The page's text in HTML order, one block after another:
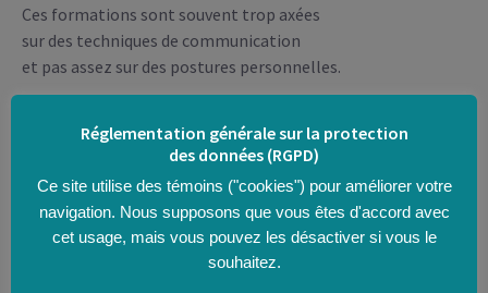
Ces formations sont souvent trop axées
sur des techniques de communication
et pas assez sur des postures personnelles.
de se respecter soi dans ce qu’on ressent
et de lâcher l’aigreur contre l’autre !
Ca dépollue
et ça change le mode relationnel automatiquement !!!
Essayez, d’abord en eau calme, et vous verrez :
Réglementation générale sur la protection
des données (RGPD)
Ce site utilise des témoins ("cookies") pour améliorer votre
navigation. Nous supposons que vous êtes d'accord avec
cet usage, mais vous pouvez les désactiver si vous le
souhaitez.